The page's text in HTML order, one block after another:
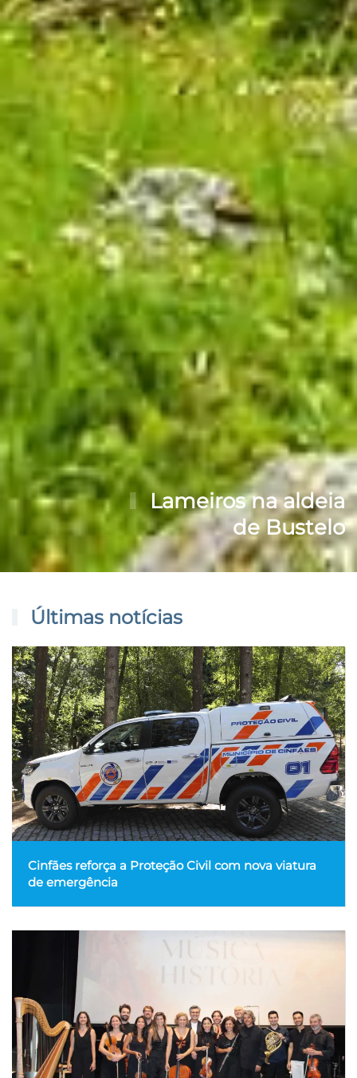
Lameiros na aldeia
de Bustelo
Últimas notícias
Cinfães reforça a Proteção Civil com nova viatura
de emergência